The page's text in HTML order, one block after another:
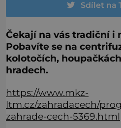
Sdílet na
Čekají na vás tradiční i
Pobavíte se na
kolotočích,
hradech.
https://www.mkz-
ltm.cz/zahradacech/
zahrade-cech-5369.html